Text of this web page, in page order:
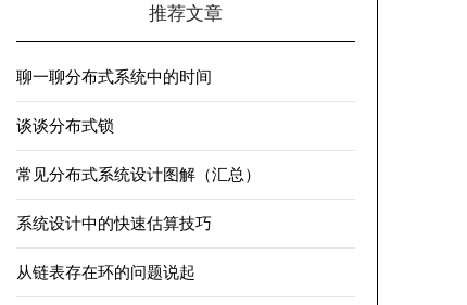
推荐文章
聊一聊分布式系统中的时间
谈谈分布式锁
常见分布式系统设计图解（汇总）
系统设计中的快速估算技巧
从链表存在环的问题说起